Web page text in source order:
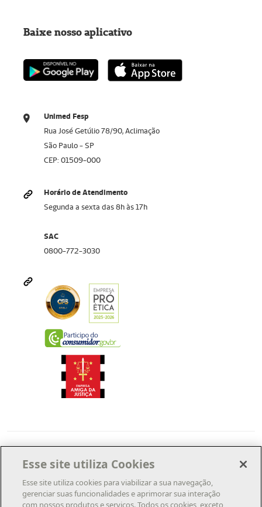
Unimed Fesp
Rua José Getúlio 78/90, Aclimação
São Paulo - SP
CEP: 01509-000
Horário de Atendimento
Segunda a sexta das 8h às 17h
SAC
0800-772-3030
Baixe nosso aplicativo
Esse site utiliza Cookies
Esse site utiliza cookies para viabilizar a sua navegação,
gerenciar suas funcionalidades e aprimorar sua interação
com nossos produtos e serviços. Todos os cookies, exceto